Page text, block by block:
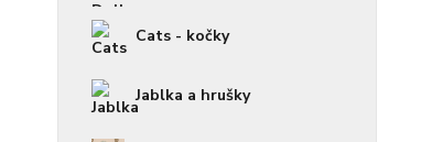
Cats - kočky
Jablka a hrušky